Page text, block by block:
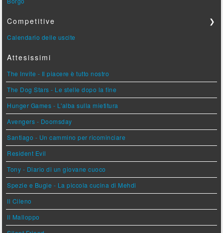
Competitive ❯
Calendario delle uscite
Attesissimi
The Invite - Il piacere è tutto nostro
The Dog Stars - Le stelle dopo la fine
Hunger Games - L'alba sulla mietitura
Avengers - Doomsday
Santiago - Un cammino per ricominciare
Resident Evil
Tony - Diario di un giovane cuoco
Spezie e Bugie - La piccola cucina di Mehdi
Il Cileno
Il Malloppo